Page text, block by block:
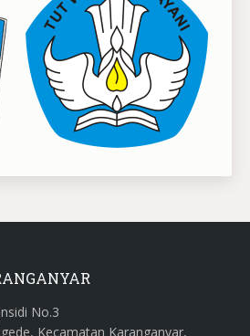
No.3
Kecamatan Karanganyar,